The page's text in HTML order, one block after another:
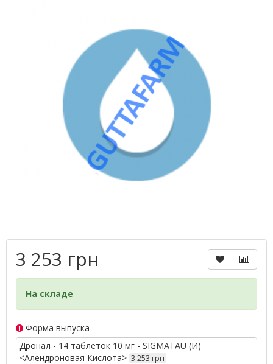
3 253 грн
На складе
Форма выпуска
Дронал - 14 таблеток 10 мг - SIGMATAU (И)
<Алендроновая Кислота> 3 253 грн